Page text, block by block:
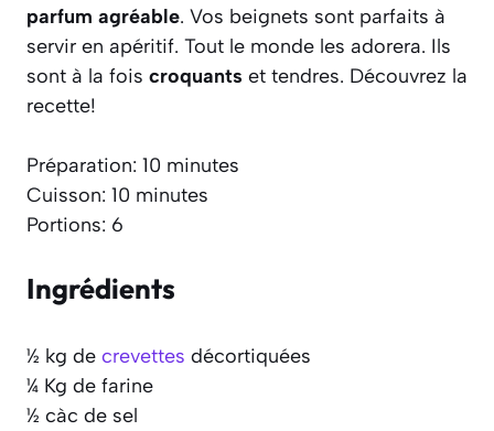
parfum agréable. Vos beignets sont parfaits à
servir en apéritif. Tout le monde les adorera. Ils
sont à la fois croquants et tendres. Découvrez la
recette!
Préparation: 10 minutes
Cuisson: 10 minutes
Portions: 6
Ingrédients
½ kg de crevettes décortiquées
¼ Kg de farine
½ càc de sel